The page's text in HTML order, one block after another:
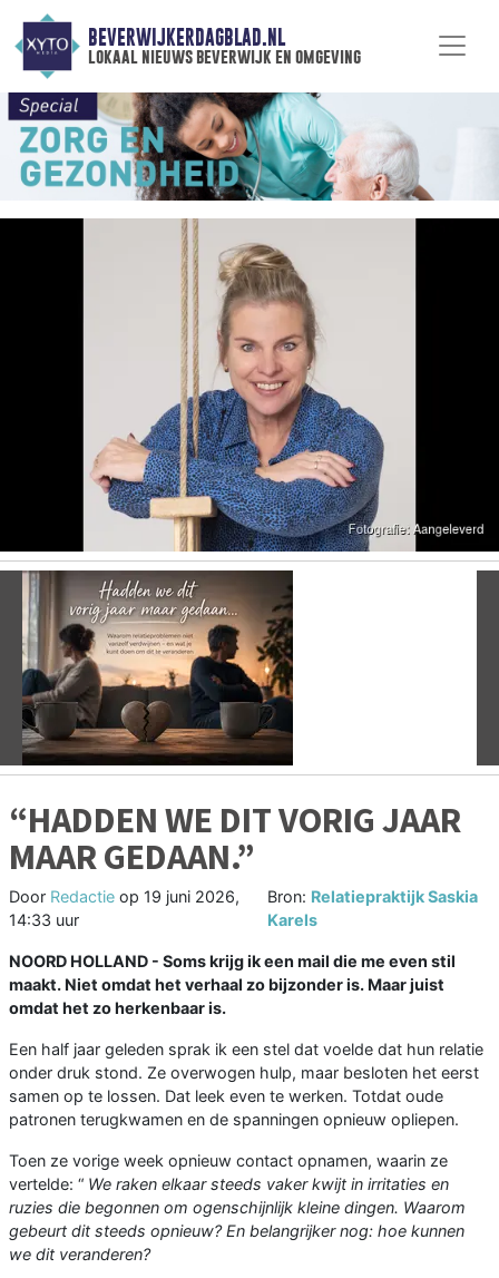
BEVERWIJKERDAGBLAD.NL
lokaal nieuws beverwijk en omgeving
Vorige
“HADDEN WE DIT VORIG JAAR
MAAR GEDAAN.”
Door Redactie op 19 juni 2026,
14:33 uur
Bron: Relatiepraktijk Saskia
Karels
NOORD HOLLAND - Soms krijg ik een mail die me even stil
maakt. Niet omdat het verhaal zo bijzonder is. Maar juist
omdat het zo herkenbaar is.
Een half jaar geleden sprak ik een stel dat voelde dat hun relatie
onder druk stond. Ze overwogen hulp, maar besloten het eerst
samen op te lossen. Dat leek even te werken. Totdat oude
patronen terugkwamen en de spanningen opnieuw opliepen.
Toen ze vorige week opnieuw contact opnamen, waarin ze
vertelde: “ We raken elkaar steeds vaker kwijt in irritaties en
ruzies die begonnen om ogenschijnlijk kleine dingen. Waarom
gebeurt dit steeds opnieuw? En belangrijker nog: hoe kunnen
we dit veranderen?